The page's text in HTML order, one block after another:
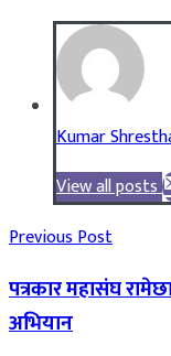
Kumar
View all posts
Previous Post
पत्रकार महासंघ
अभियान